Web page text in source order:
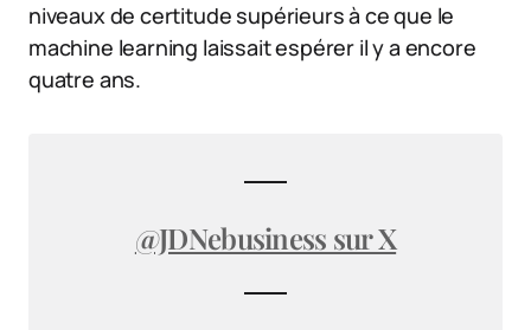
niveaux de certitude supérieurs à ce que le
machine learning laissait espérer il y a encore
quatre ans.
@JDNebusiness sur X